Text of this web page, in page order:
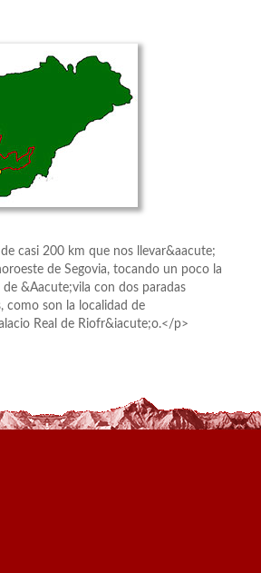
casi 200 km que nos llevar&aacute;
de Segovia, tocando un poco la
de &Aacute;vila con dos paradas
como son la localidad de
Real de Riofr&iacute;o.</p>